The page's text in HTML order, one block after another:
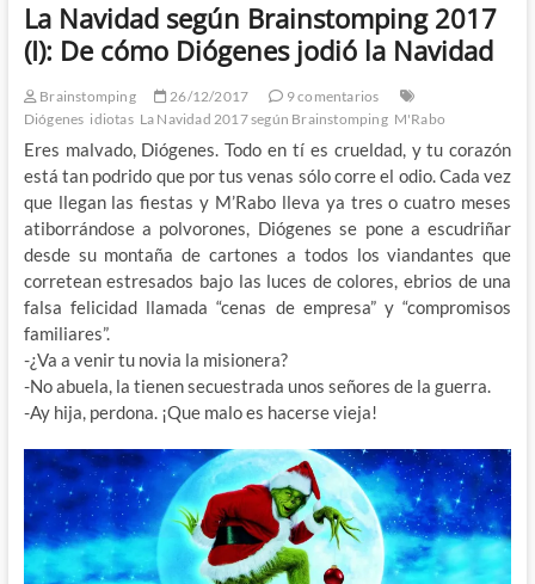
La Navidad según Brainstomping 2017
(I): De cómo Diógenes jodió la Navidad
Brainstomping 26/12/2017
9 comentarios
Diógenes idiotas La Navidad 2017 según Brainstomping M'Rabo
Eres malvado, Diógenes. Todo en tí es crueldad, y tu corazón
está tan podrido que por tus venas sólo corre el odio. Cada vez
que llegan las fiestas y M’Rabo lleva ya tres o cuatro meses
atiborrándose a polvorones, Diógenes se pone a escudriñar
desde su montaña de cartones a todos los viandantes que
corretean estresados bajo las luces de colores, ebrios de una
falsa felicidad llamada “cenas de empresa” y “compromisos
familiares”.
-¿Va a venir tu novia la misionera?
-No abuela, la tienen secuestrada unos señores de la guerra.
-Ay hija, perdona. ¡Que malo es hacerse vieja!